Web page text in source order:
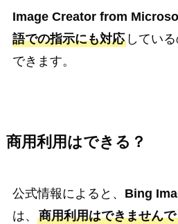
Image Creator from
語での指示にも対応してい
できます。
商用利用はできる？
公式情報によると、 Bing
は、 商用利用はできません